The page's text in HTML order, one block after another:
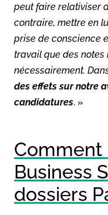
peut faire relativiser
contraire, mettre en
prise de conscience
travail que des
nécessairement.
des effets sur notre
candidatures. »
Comment
Business
dossiers